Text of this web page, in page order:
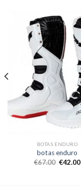
BOTAS ENDURO
botas enduro
€67.00 €42.00